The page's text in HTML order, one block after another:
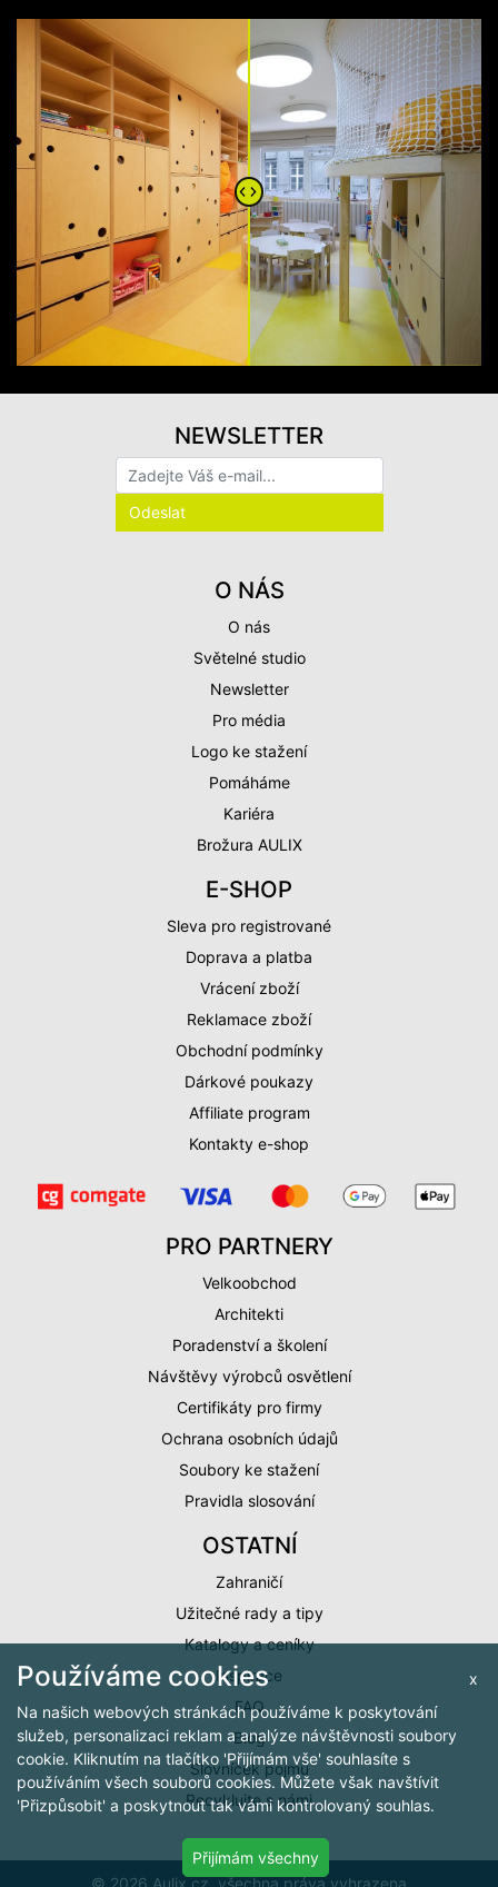
O NÁS
O nás
Světelné studio
Newsletter
Pro média
Logo ke stažení
Pomáháme
Kariéra
Brožura AULIX
E-SHOP
Sleva pro registrované
Doprava a platba
Vrácení zboží
Reklamace zboží
Obchodní podmínky
Dárkové poukazy
Affiliate program
Kontakty e-shop
PRO PARTNERY
Velkoobchod
Architekti
Poradenství a školení
Návštěvy výrobců osvětlení
Certifikáty pro firmy
Ochrana osobních údajů
Soubory ke stažení
Pravidla slosování
OSTATNÍ
Zahraničí
Užitečné rady a tipy
Katalogy a ceníky
Inspirace
FAQ
Blog
Slovníček pojmů
Recyklujte s námi
NEWSLETTER
© 2026 Aulix.cz, všechna práva vyhrazena
x
Používáme cookies
Na našich webových stránkách používáme k poskytování
služeb, personalizaci reklam a analýze návštěvnosti soubory
cookie. Kliknutím na tlačítko 'Přijímám vše' souhlasíte s
používáním všech souborů cookies. Můžete však navštívit
'Přizpůsobit' a poskytnout tak vámi kontrolovaný souhlas.
Přijímám všechny